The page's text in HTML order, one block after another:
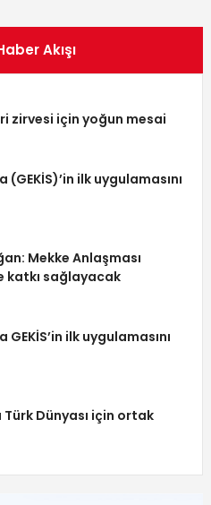
Akışı
zirvesi için yoğun mesai
(GEKİS)’in ilk uygulamasını
Mekke Anlaşması
katkı sağlayacak
GEKİS’in ilk uygulamasını
Türk Dünyası için ortak